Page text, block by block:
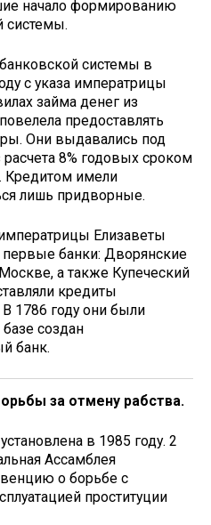
начало формированию
системы.
системы в
с указа императрицы
займа денег из
предоставлять
Они выдавались под
расчета 8% годовых сроком
Кредитом имели
лишь придворные.
Елизаветы
банки: Дворянские
а также Купеческий
кредиты
В 1786 году они были
создан
банк.
за отмену рабства.
в 1985 году. 2
Ассамблея
о борьбе с
проституции